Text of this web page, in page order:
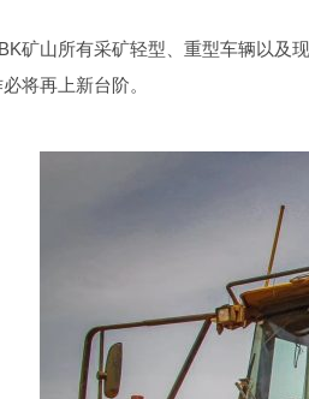
矿山所有采矿轻型、重型车辆以及
将再上新台阶。